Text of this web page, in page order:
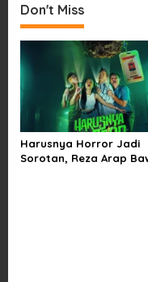
n
a
v
i
g
a
t
Don't Miss
Harusnya Horror Jadi
Sorotan, Reza Arap